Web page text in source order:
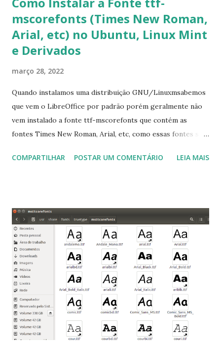
mscorefonts (Times New Roman,
Arial, etc) no Ubuntu, Linux Mint
e Derivados
março 28, 2022
Quando instalamos uma distribuição GNU/Linuxmsabemos
que vem o LibreOffice por padrão porém geralmente não
vem instalado a fonte ttf-mscorefonts que contém as
fontes Times New Roman, Arial, etc, como essas fontes são
a Associação Brasileira de Normas Técnicas (ABNT), exige
que contém essas fontes. Ao instalar o GNU/Linux abra o
terminal e execute o comando: $ sudo apt-get install ttf-
mscorefonts-installer Leia os termos de uso e avance
clicando em “Ok” Agora aceite os termos de uso clicando
em “Sim” Pronto agora abra o LibreOffice e veja se as
fontes Times New Roman, Arial estão instaladas. Caso
ocorra algum erro ou precisa reinstalar, execute: $ sudo
apt-get install --reinstall ttf-mscorefonts-installer
COMPARTILHAR POSTAR UM COMENTÁRIO LEIA MAIS